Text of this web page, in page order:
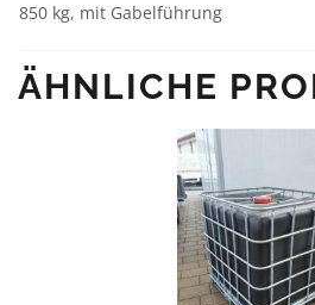
850 kg, mit Gabelführung
ÄHNLICHE